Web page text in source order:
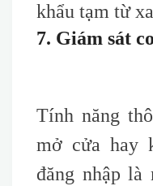
khẩu tạm từ
7. Giám sát
Tính năng
mở cửa hay
đăng nhập là